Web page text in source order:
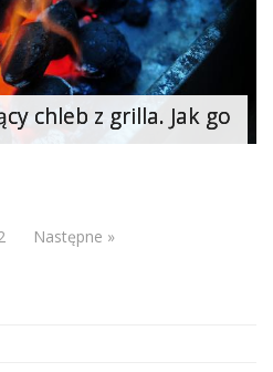
chleb z grilla. Jak go
Następne »